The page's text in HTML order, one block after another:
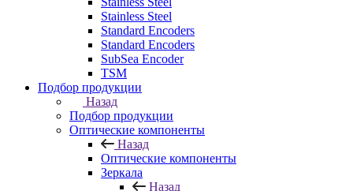
Stainless Steel
Standard Encoders
Standard Encoders
SubSea Encoder
TSM
Подбор продукции
Назад
Подбор продукции
Оптические компоненты
Назад
Оптические компоненты
Зеркала
Назад